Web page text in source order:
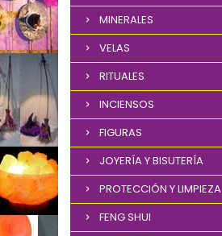
MINERALES
VELAS
RITUALES
INCIENSOS
FIGURAS
JOYERÍA Y BISUTERÍA
PROTECCIÓN Y LIMPIEZA
FENG SHUI